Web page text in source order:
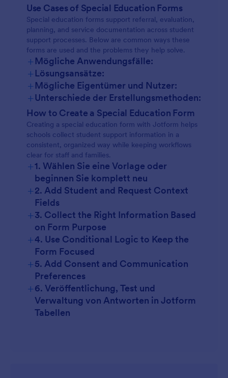
Use Cases of Special Education Forms
Special education forms support referral, evaluation,
planning, and service documentation across student
support processes. Below are common ways these
forms are used and the problems they help solve.
+Mögliche Anwendungsfälle:
+Lösungsansätze:
+Mögliche Eigentümer und Nutzer:
+Unterschiede der Erstellungsmethoden:
How to Create a Special Education Form
Creating a special education form with Jotform helps
schools collect student support information in a
consistent, organized way while keeping workflows
clear for staff and families.
+1. Wählen Sie eine Vorlage oder
beginnen Sie komplett neu
+2. Add Student and Request Context
Fields
+3. Collect the Right Information Based
on Form Purpose
+4. Use Conditional Logic to Keep the
Form Focused
+5. Add Consent and Communication
Preferences
+6. Veröffentlichung, Test und
Verwaltung von Antworten in Jotform
Tabellen